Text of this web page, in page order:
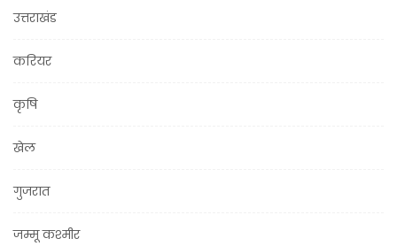
उत्तराखंड
करियर
कृषि
खेल
गुजरात
जम्मू कश्मीर